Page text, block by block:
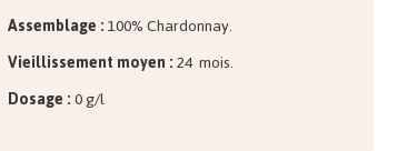
Assemblage :100% Chardonnay.
Vieillissement moyen :24 mois.
Dosage :0 g/l